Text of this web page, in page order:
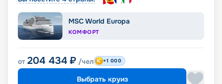
MSC World Europa
КОМФОРТ
от 204 434 ₽ /чел +1 000
Выбрать круиз